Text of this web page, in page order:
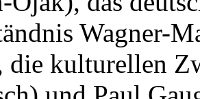
Wagner-
die kulturellen